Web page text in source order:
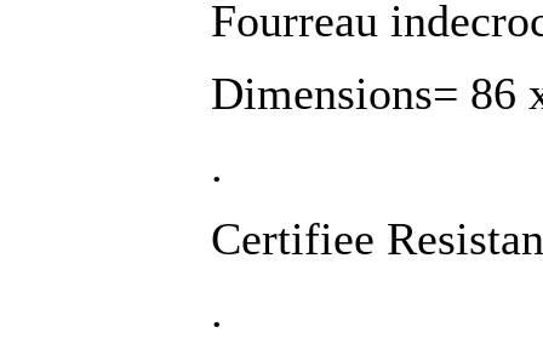
Fourreau
Dimensions= 86
.
Certifiee
.